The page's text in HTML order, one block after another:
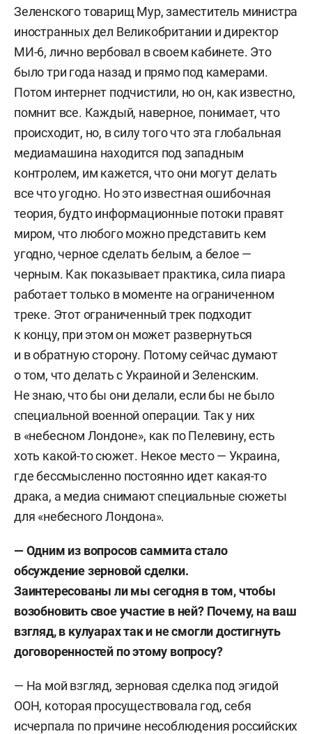
Зеленского товарищ Мур, заместитель министра
иностранных дел Великобритании и директор
МИ-6, лично вербовал в своем кабинете. Это
было три года назад и прямо под камерами.
Потом интернет подчистили, но он, как известно,
помнит все. Каждый, наверное, понимает, что
происходит, но, в силу того что эта глобальная
медиамашина находится под западным
контролем, им кажется, что они могут делать
все что угодно. Но это известная ошибочная
теория, будто информационные потоки правят
миром, что любого можно представить кем
угодно, черное сделать белым, а белое —
черным. Как показывает практика, сила пиара
работает только в моменте на ограниченном
треке. Этот ограниченный трек подходит
к концу, при этом он может развернуться
и в обратную сторону. Потому сейчас думают
о том, что делать с Украиной и Зеленским.
Не знаю, что бы они делали, если бы не было
специальной военной операции. Так у них
в «небесном Лондоне», как по Пелевину, есть
хоть какой-то сюжет. Некое место — Украина,
где бессмысленно постоянно идет какая-то
драка, а медиа снимают специальные сюжеты
для «небесного Лондона».
— Одним из вопросов саммита стало
обсуждение зерновой сделки.
Заинтересованы ли мы сегодня в том, чтобы
возобновить свое участие в ней? Почему, на ваш
взгляд, в кулуарах так и не смогли достигнуть
договоренностей по этому вопросу?
— На мой взгляд, зерновая сделка под эгидой
ООН, которая просуществовала год, себя
исчерпала по причине несоблюдения российских